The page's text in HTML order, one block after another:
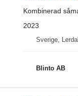
Kombinerad
2023
Sverige,
Blinto AB